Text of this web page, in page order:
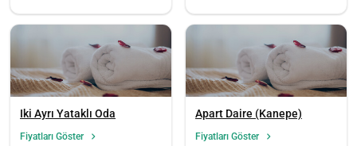
Iki Ayrı Yataklı Oda
Fiyatları Göster
Apart Daire (Kanepe)
Fiyatları Göster